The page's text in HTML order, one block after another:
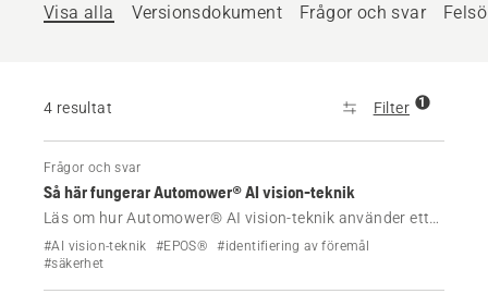
till?
Visa alla Versionsdokument Frågor och svar
4 resultat Filter 1
Frågor och svar
Så här fungerar Automower® AI vision-teknik
Läs om hur Automower® AI vision-teknik använder ett
avancerat kamerasystem för intelligent identifiering av
objekt, navigeringsstöd i områden med svag
#AI vision-teknik #EPOS®
#identifiering av föremål
#säkerhet